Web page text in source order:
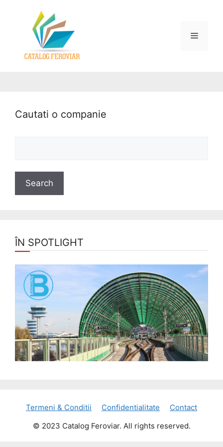
Cautati o companie
ÎN SPOTLIGHT
Termeni & Conditii Confidentialitate
Contact
© 2023 Catalog Feroviar. All rights reserved.